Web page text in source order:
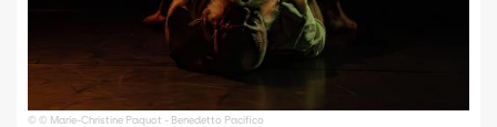
© © Marie-Christine Paquot - Benedetto Pacifico